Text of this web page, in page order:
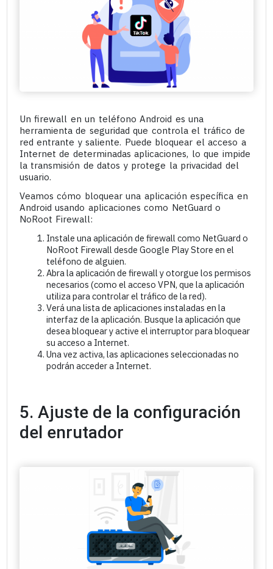
Un firewall en un teléfono Android es una
herramienta de seguridad que controla el tráfico de
red entrante y saliente. Puede bloquear el acceso a
Internet de determinadas aplicaciones, lo que impide
la transmisión de datos y protege la privacidad del
usuario.
Veamos cómo bloquear una aplicación específica en
Android usando aplicaciones como NetGuard o
NoRoot Firewall:
Instale una aplicación de firewall como NetGuard o
NoRoot Firewall desde Google Play Store en el
teléfono de alguien.
Abra la aplicación de firewall y otorgue los permisos
necesarios (como el acceso VPN, que la aplicación
utiliza para controlar el tráfico de la red).
Verá una lista de aplicaciones instaladas en la
interfaz de la aplicación. Busque la aplicación que
desea bloquear y active el interruptor para bloquear
su acceso a Internet.
Una vez activa, las aplicaciones seleccionadas no
podrán acceder a Internet.
5. Ajuste de la configuración
del enrutador